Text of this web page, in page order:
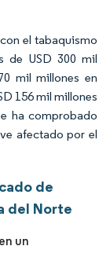
el tabaquismo
de USD 300 mil
mil millones en
156 mil millones
ha comprobado
afectado por el
de
del Norte
un